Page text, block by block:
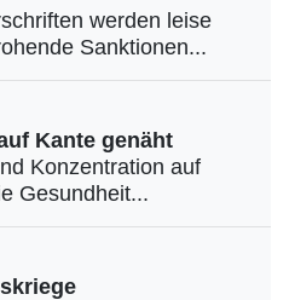
werden leise
Sanktionen...
Kante genäht
Konzentration auf
Gesundheit...